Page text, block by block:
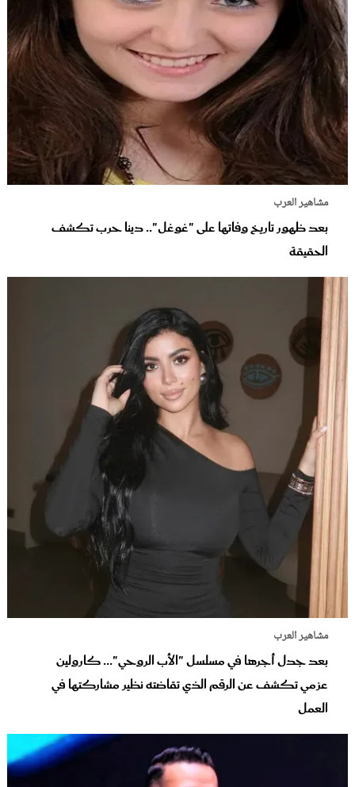
مشاهير العرب
بعد ظهور تاريخ وفاتها على "غوغل".. دينا حرب تكشف
الحقيقة
مشاهير العرب
بعد جدل أجرها في مسلسل "الأب الروحي"... كارولين
عزمي تكشف عن الرقم الذي تقاضته نظير مشاركتها في
العمل